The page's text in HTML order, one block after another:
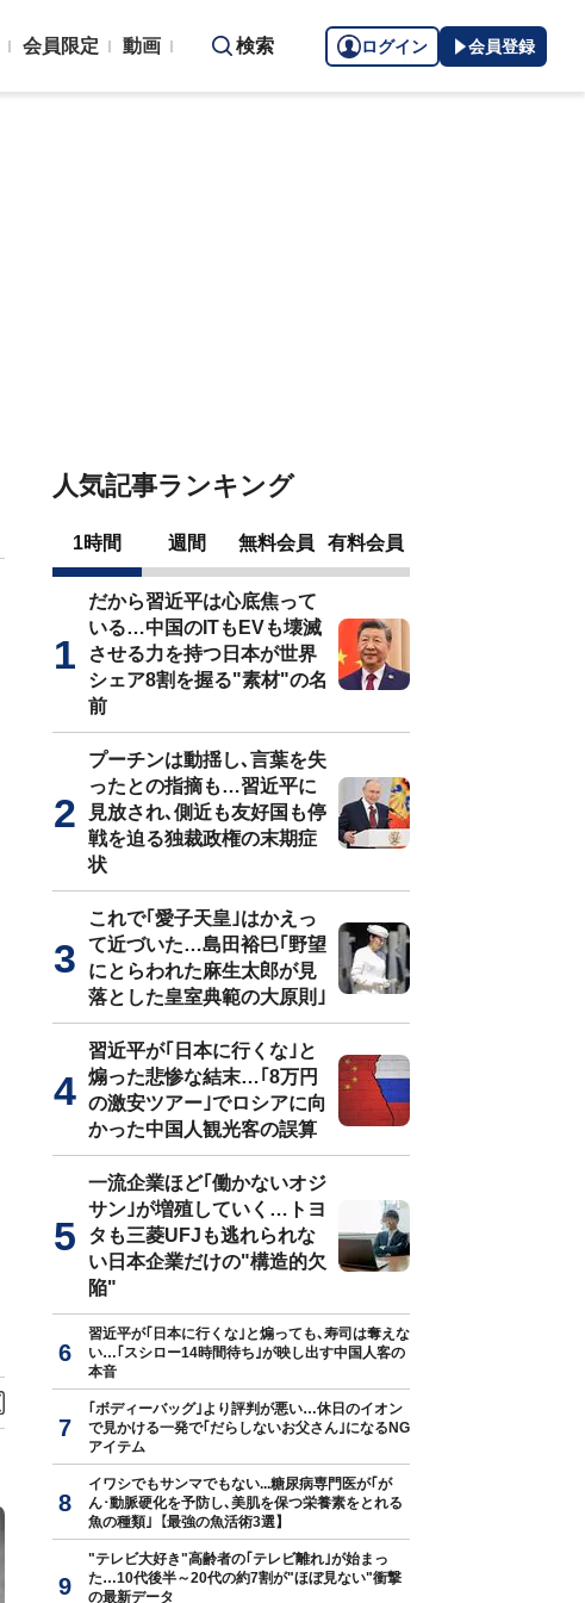
会員限定 動画 検索 ログイン 会員登録
人気記事ランキング
1時間 週間 無料会員 有料会員
だから習近平は心底焦って
いる…中国のITもEVも壊滅
させる力を持つ日本が世界
シェア8割を握る"素材"の名
前
プーチンは動揺し､言葉を失
ったとの指摘も…習近平に
見放され､側近も友好国も停
戦を迫る独裁政権の末期症
状
これで｢愛子天皇｣はかえっ
て近づいた…島田裕巳｢野望
にとらわれた麻生太郎が見
落とした皇室典範の大原則｣
習近平が｢日本に行くな｣と
煽った悲惨な結末…｢8万円
の激安ツアー｣でロシアに向
かった中国人観光客の誤算
一流企業ほど｢働かないオジ
サン｣が増殖していく…トヨ
タも三菱UFJも逃れられな
い日本企業だけの"構造的欠
陥"
習近平が｢日本に行くな｣と煽っても､寿司は奪えな
い…｢スシロー14時間待ち｣が映し出す中国人客の
本音
｢ボディーバッグ｣より評判が悪い…休日のイオン
で見かける一発で｢だらしないお父さん｣になるNG
アイテム
イワシでもサンマでもない...糖尿病専門医が｢が
ん･動脈硬化を予防し､美肌を保つ栄養素をとれる
魚の種類｣【最強の魚活術3選】
"テレビ大好き"高齢者の｢テレビ離れ｣が始まっ
た…10代後半～20代の約7割が"ほぼ見ない"衝撃
の最新データ